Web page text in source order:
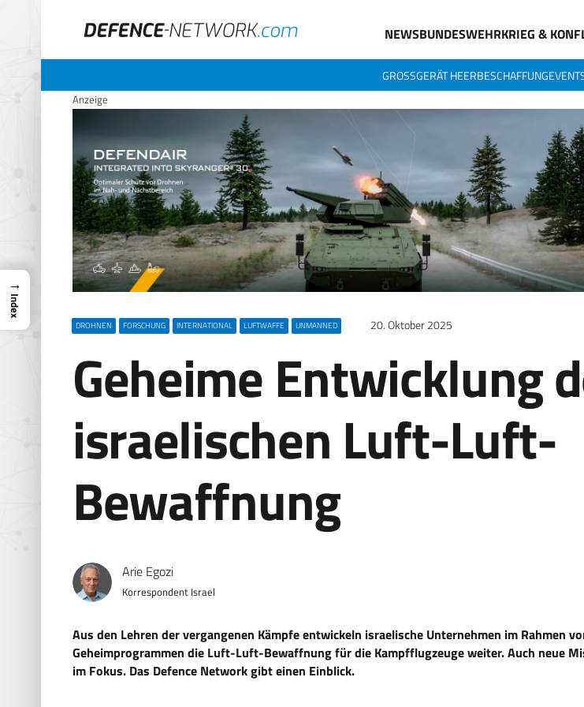
NEWSBUNDESWEHRKRIEG &
GROSSGERÄT HEERBESCHAFFUNG
Anzeige
DROHNEN FORSCHUNG INTERNATIONAL LUFTWAFFE UNMANNED 20. Oktober 2025
Geheime Entwicklung
israelischen Luft-Luft-
Bewaffnung
Arie Egozi
Korrespondent Israel
Aus den Lehren der vergangenen Kämpfe entwickeln israelische Unternehmen im Rahmen
Geheimprogrammen die Luft-Luft-Bewaffnung für die Kampfflugzeuge weiter. Auch neue
im Fokus. Das Defence Network gibt einen Einblick.
→
Index